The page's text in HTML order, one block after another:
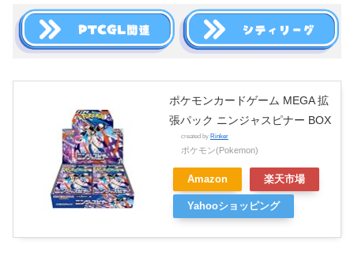
ポケモンカードゲーム MEGA 拡
張パック ニンジャスピナー BOX
created by Rinker
ポケモン(Pokemon)
Amazon 楽天市場
Yahooショッピング